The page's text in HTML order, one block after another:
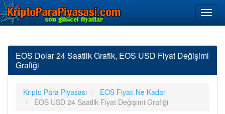
EOS Dolar 24 Saatlik Grafik, EOS USD Fiyat Değişimi
Grafiği
Kripto Para Piyasası
EOS Fiyatı Ne Kadar
EOS USD 24 Saatlik Fiyat Değişimi Grafiği